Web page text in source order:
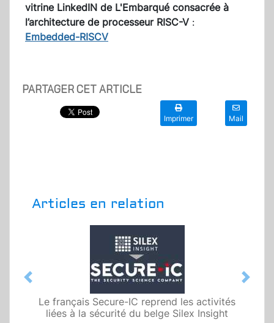
vitrine LinkedIN de L'Embarqué consacrée à
l’architecture de processeur RISC-V :
Embedded-RISCV
PARTAGER CET ARTICLE
Imprimer Mail
Articles en relation
Le français Secure-IC reprend les activités
liées à la sécurité du belge Silex Insight
Previous Next